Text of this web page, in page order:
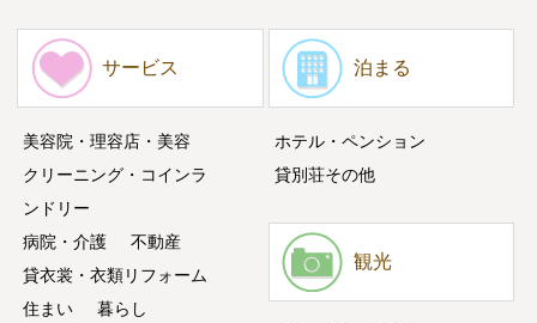
サービス
美容院・理容店・美容
クリーニング・コインラ
ンドリー
病院・介護
不動産
貸衣裳・衣類リフォーム
住まい
暮らし
泊まる
ホテル・ペンション
貸別荘その他
観光